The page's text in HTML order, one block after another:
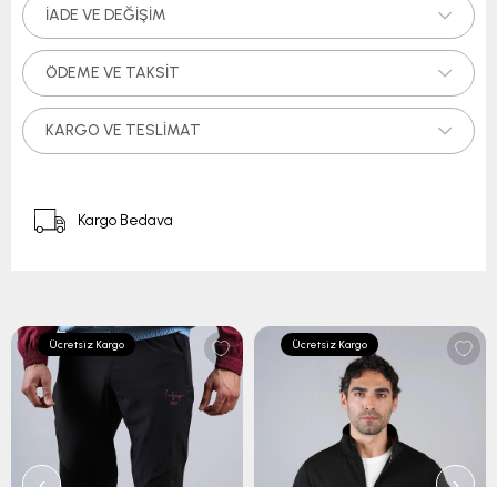
İADE VE DEĞIŞIM
ÖDEME VE TAKSIT
KARGO VE TESLIMAT
Kargo Bedava
Ücretsiz Kargo Ücretsiz Kargo